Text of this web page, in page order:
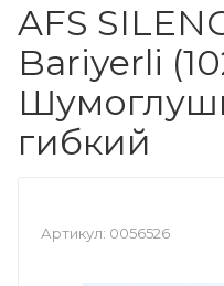
AFS
Bariyerli
гибкий
Артикул: 0056526